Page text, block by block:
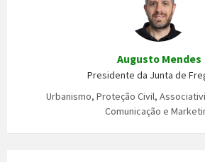
Augusto Mendes
Presidente da Junta de
Urbanismo, Proteção Civil,
Comunicação e